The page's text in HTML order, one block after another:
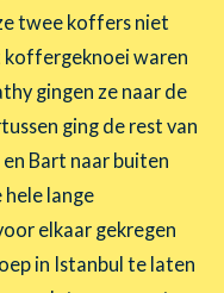
twee koffers niet
koffergeknoei waren
gingen ze naar de
ging de rest van
Bart naar buiten
hele lange
elkaar gekregen
in Istanbul te laten